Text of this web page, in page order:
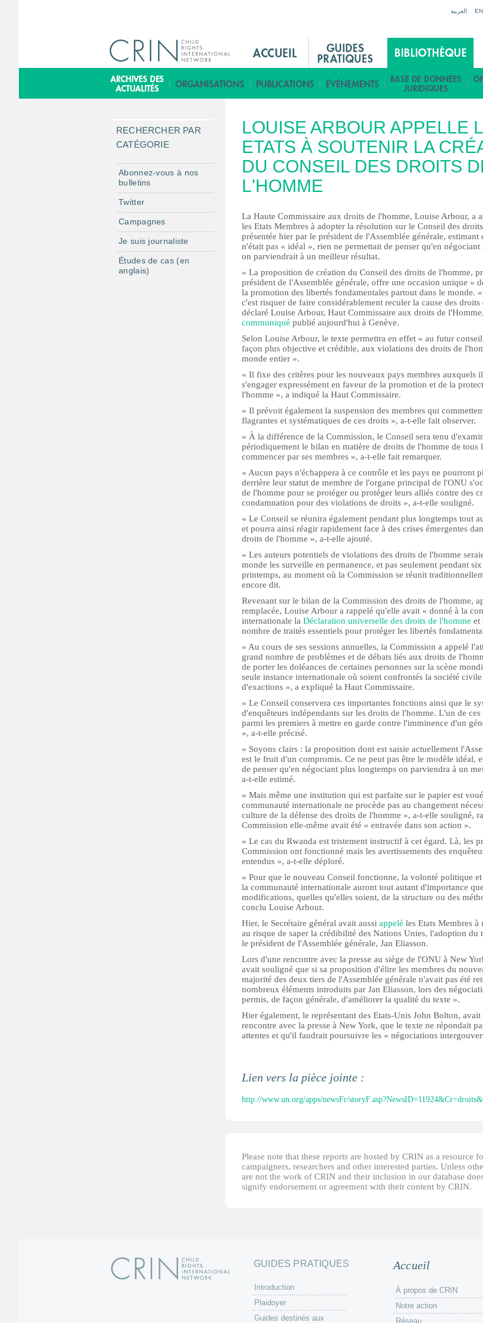
العربية
i
n
e
n
u
F
i
LOUISE ARBOUR APPELLE
ETATS À SOUTENIR LA
DU CONSEIL DES DROITS
L'HOMME
La Haute Commissaire aux droits de l'homme, Louise Arbour, a
les Etats Membres à adopter la résolution sur le Conseil des
présentée hier par le président de l'Assemblée générale, estimant
n'était pas « idéal », rien ne permettait de penser qu'en
on parviendrait à un meilleur résultat.
« La proposition de création du Conseil des droits de l'homme,
président de l'Assemblée générale, offre une occasion unique »
la promotion des libertés fondamentales partout dans le monde.
c'est risquer de faire considérablement reculer la cause des
déclaré Louise Arbour, Haut Commissaire aux droits de
communiqué publié aujourd'hui à Genève.
Selon Louise Arbour, le texte permettra en effet « au futur
façon plus objective et crédible, aux violations des droits de
monde entier ».
« Il fixe des critères pour les nouveaux pays membres auxquels
s'engager expressément en faveur de la promotion et de la
l'homme », a indiqué la Haut Commissaire.
« Il prévoit également la suspension des membres qui
flagrantes et systématiques de ces droits », a-t-elle fait observer.
« À la différence de la Commission, le Conseil sera tenu
périodiquement le bilan en matière de droits de l'homme de tous
commencer par ses membres », a-t-elle fait remarquer.
« Aucun pays n'échappera à ce contrôle et les pays ne pourront
derrière leur statut de membre de l'organe principal de l'ONU
de l'homme pour se protéger ou protéger leurs alliés contre des
condamnation pour des violations de droits », a-t-elle souligné.
« Le Conseil se réunira également pendant plus longtemps tout
et pourra ainsi réagir rapidement face à des crises émergentes
droits de l'homme », a-t-elle ajouté.
« Les auteurs potentiels de violations des droits de l'homme
monde les surveille en permanence, et pas seulement pendant six
printemps, au moment où la Commission se réunit
encore dit.
Revenant sur le bilan de la Commission des droits de l'homme,
remplacée, Louise Arbour a rappelé qu'elle avait « donné à la
internationale la Déclaration universelle des droits de l'homme et
nombre de traités essentiels pour protéger les libertés
« Au cours de ses sessions annuelles, la Commission a appelé
grand nombre de problèmes et de débats liés aux droits de
de porter les doléances de certaines personnes sur la scène
seule instance internationale où soient confrontés la société civile
d'exactions », a expliqué la Haut Commissaire.
« Le Conseil conservera ces importantes fonctions ainsi que le
d'enquêteurs indépendants sur les droits de l'homme. L'un de ces
parmi les premiers à mettre en garde contre l'imminence d'un
», a-t-elle précisé.
« Soyons clairs : la proposition dont est saisie actuellement
est le fruit d'un compromis. Ce ne peut pas être le modèle idéal,
de penser qu'en négociant plus longtemps on parviendra à un
a-t-elle estimé.
« Mais même une institution qui est parfaite sur le papier est
communauté internationale ne procède pas au changement
culture de la défense des droits de l'homme », a-t-elle souligné,
Commission elle-même avait été « entravée dans son action ».
« Le cas du Rwanda est tristement instructif à cet égard. Là, les
Commission ont fonctionné mais les avertissements des
entendus », a-t-elle déploré.
« Pour que le nouveau Conseil fonctionne, la volonté politique et
la communauté internationale auront tout autant d'importance
modifications, quelles qu'elles soient, de la structure ou des
conclu Louise Arbour.
Hier, le Secrétaire général avait aussi appelé les Etats Membres à
au risque de saper la crédibilité des Nations Unies, l'adoption du
le président de l'Assemblée générale, Jan Eliasson.
Lors d'une rencontre avec la presse au siège de l'ONU à New
avait souligné que si sa proposition d'élire les membres du
majorité des deux tiers de l'Assemblée générale n'avait pas été
nombreux éléments introduits par Jan Eliasson, lors des
permis, de façon générale, d'améliorer la qualité du texte ».
Hier également, le représentant des Etats-Unis John Bolton,
rencontre avec la presse à New York, que le texte ne répondait
attentes et qu'il faudrait poursuivre les « négociations
Lien vers la pièce jointe :
http://www.un.org/apps/newsFr/
Please note that these reports are hosted by CRIN as a resource
campaigners, researchers and other interested parties. Unless
are not the work of CRIN and their inclusion in our database
signify endorsement or agreement with their content by CRIN.
RECHERCHER PAR
CATÉGORIE
Abonnez-vous à nos
bulletins
Twitter
Campagnes
Je suis journaliste
Études de cas (en
anglais)
GUIDES PRATIQUES
Introduction
Plaidoyer
Guides destinés aux
Accueil
À propos de CRIN
Notre action
Réseau